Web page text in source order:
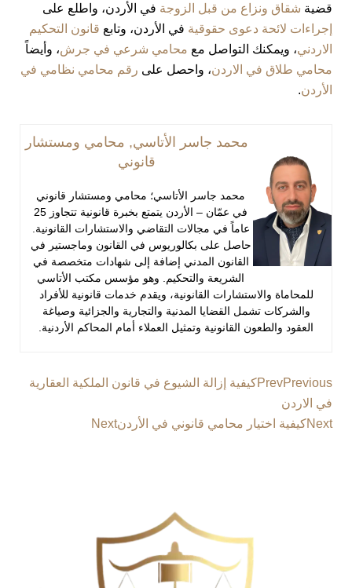
قضية شقاق ونزاع من قبل الزوجة في الأردن، واطلع على
إجراءات لائحة دعوى حقوقية في الأردن، وتابع قانون التحكيم
الاردني، ويمكنك التواصل مع محامي شرعي في جرش، وأيضاً
محامي طلاق في الاردن، واحصل على رقم محامي نظامي في
الأردن.
محمد جاسر الأتاسي, محامي ومستشار
قانوني
محمد جاسر الأتاسي؛ محامي ومستشار قانوني
في عمّان – الأردن يتمتع بخبرة قانونية تتجاوز 25
عاماً في مجالات التقاضي والاستشارات القانونية.
حاصل على بكالوريوس في القانون وماجستير في
القانون المدني إضافة إلى شهادات متخصصة في
الشريعة والتحكيم. وهو مؤسس مكتب الأتاسي
للمحاماة والاستشارات القانونية، ويقدم خدمات قانونية للأفراد
والشركات تشمل القضايا المدنية والتجارية والجزائية وصياغة
العقود والطعون القانونية وتمثيل العملاء أمام المحاكم الأردنية.
PrevPrevious
كيفية إزالة الشيوع في قانون الملكية العقارية
في الاردن
Nextكيفية اختيار محامي قانوني في الأردنNext